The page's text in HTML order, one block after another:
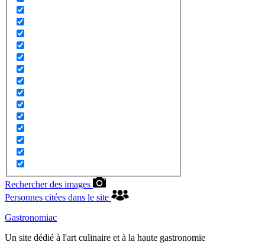
Rechercher des images
Personnes citées dans le site
Gastronomiac
Un site dédié à l'art culinaire et à la haute gastronomie